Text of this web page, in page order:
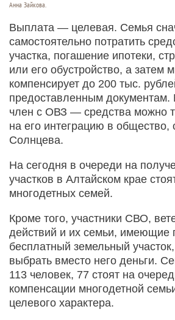
Анна Зайкова.
Выплата — целевая. Семья
самостоятельно потратить
участка, погашение ипотеки,
или его обустройство, а затем
компенсирует до 200 тыс.
предоставленным документам.
член с ОВЗ — средства можно
на его интеграцию в общество,
Солнцева.
На сегодня в очереди на
участков в Алтайском крае
многодетных семей.
Кроме того, участники СВО,
действий и их семьи, имеющие
бесплатный земельный
выбрать вместо него деньги.
113 человек, 77 стоят на
компенсации многодетной
целевого характера.